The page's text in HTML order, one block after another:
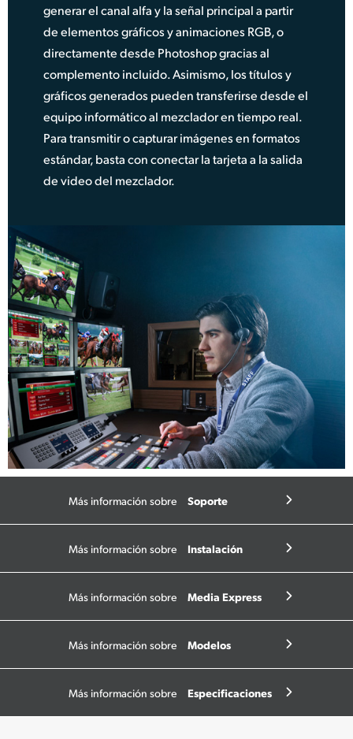
generar el canal alfa y la señal principal a partir
de elementos gráficos y animaciones RGB, o
directamente desde Photoshop gracias al
complemento incluido. Asimismo, los títulos y
gráficos generados pueden transferirse desde el
equipo informático al mezclador en tiempo real.
Para transmitir o capturar imágenes en formatos
estándar, basta con conectar la tarjeta a la salida
de video del mezclador.
Más información sobre Soporte
Informático
Más información sobre Instalación
Más información sobre Media Express
Más información sobre Modelos
Más información sobre Especificaciones